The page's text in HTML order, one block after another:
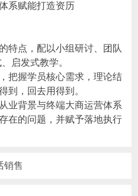
系赋能打造资历
特点，配以小组研讨、团队
启发式教学。
把握学员核心需求，理论结
到，回去用得到。
业背景与终端大商运营体系
在的问题，并赋予落地执行
销售